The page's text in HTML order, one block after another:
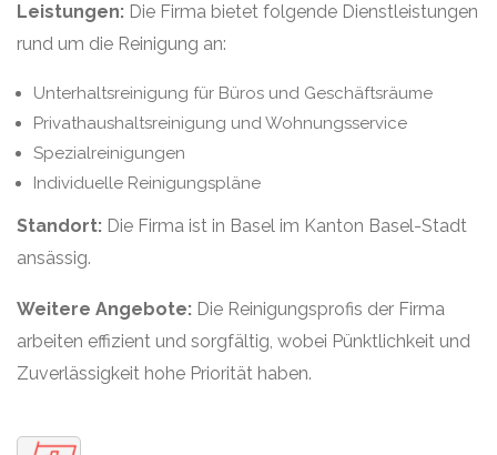
Leistungen: Die Firma bietet folgende Dienstleistungen
rund um die Reinigung an:
Unterhaltsreinigung für Büros und Geschäftsräume
Privathaushaltsreinigung und Wohnungsservice
Spezialreinigungen
Individuelle Reinigungspläne
Standort: Die Firma ist in Basel im Kanton Basel-Stadt
ansässig.
Weitere Angebote: Die Reinigungsprofis der Firma
arbeiten effizient und sorgfältig, wobei Pünktlichkeit und
Zuverlässigkeit hohe Priorität haben.